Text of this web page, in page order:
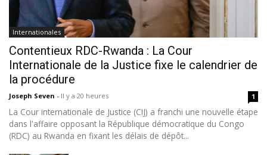
Internationales
Contentieux RDC-Rwanda : La Cour
Internationale de la Justice fixe le calendrier de
la procédure
Joseph Seven - Il y a 20 heures 1
La Cour internationale de Justice (CIJ) a franchi une nouvelle étape
dans l'affaire opposant la République démocratique du Congo
(RDC) au Rwanda en fixant les délais de dépôt...